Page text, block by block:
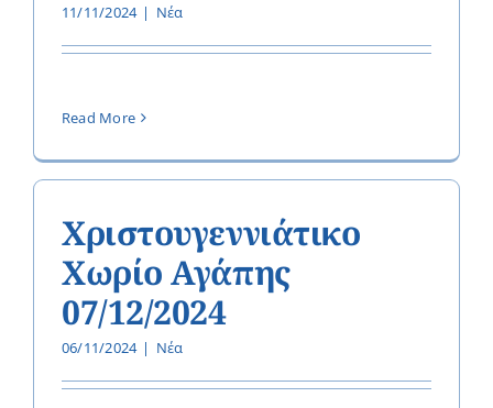
11/11/2024 | Νέα
Read More
Χριστουγεννιάτικο
Χωρίο Αγάπης
07/12/2024
06/11/2024 | Νέα